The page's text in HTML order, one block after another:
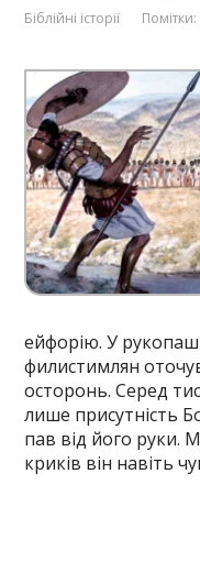
Біблійні історії Помітки:
ейфорію. У
филистимлян
осторонь. Серед
лише присутність
пав від його руки.
криків він навіть